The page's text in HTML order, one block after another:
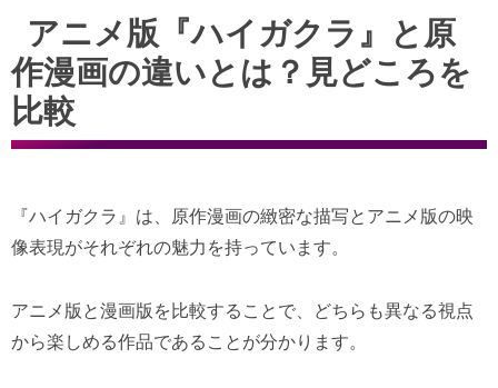
アニメ版『ハイガクラ』と原
作漫画の違いとは？見どころを
比較
『ハイガクラ』は、原作漫画の緻密な描写とアニメ版の映
像表現がそれぞれの魅力を持っています。
アニメ版と漫画版を比較することで、どちらも異なる視点
から楽しめる作品であることが分かります。